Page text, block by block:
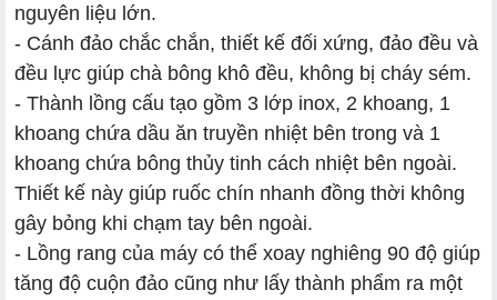
nguyên liệu lớn.
- Cánh đảo chắc chắn, thiết kế đối xứng, đảo đều và
đều lực giúp chà bông khô đều, không bị cháy sém.
- Thành lồng cấu tạo gồm 3 lớp inox, 2 khoang, 1
khoang chứa dầu ăn truyền nhiệt bên trong và 1
khoang chứa bông thủy tinh cách nhiệt bên ngoài.
Thiết kế này giúp ruốc chín nhanh đồng thời không
gây bỏng khi chạm tay bên ngoài.
- Lồng rang của máy có thể xoay nghiêng 90 độ giúp
tăng độ cuộn đảo cũng như lấy thành phẩm ra một